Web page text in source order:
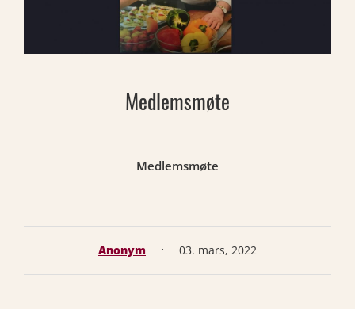
Medlemsmøte
Medlemsmøte
Anonym · 03. mars, 2022